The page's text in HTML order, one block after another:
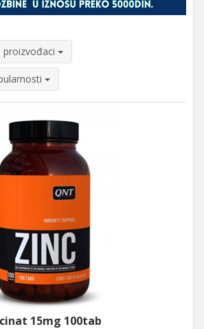
proizvođaci
15mg 100tab